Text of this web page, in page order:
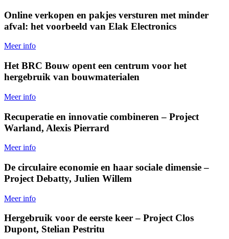
Online verkopen en pakjes versturen met minder
afval: het voorbeeld van Elak Electronics
Meer info
Het BRC Bouw opent een centrum voor het
hergebruik van bouwmaterialen
Meer info
Recuperatie en innovatie combineren – Project
Warland, Alexis Pierrard
Meer info
De circulaire economie en haar sociale dimensie –
Project Debatty, Julien Willem
Meer info
Hergebruik voor de eerste keer – Project Clos
Dupont, Stelian Pestritu